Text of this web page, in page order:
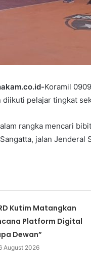
Koramil
pelajar tingkat
rangka mencari
jalan Jenderal
Kutim Matangkan
Platform Digital
Dewan”
August 2026